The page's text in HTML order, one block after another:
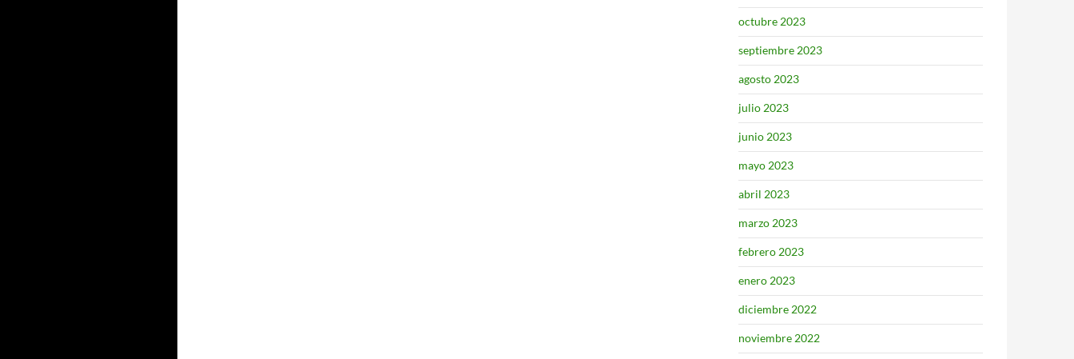
octubre 2023
septiembre 2023
agosto 2023
julio 2023
junio 2023
mayo 2023
abril 2023
marzo 2023
febrero 2023
enero 2023
diciembre 2022
noviembre 2022